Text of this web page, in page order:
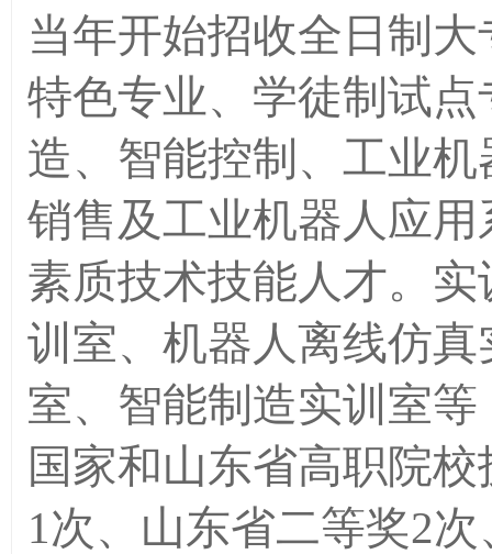
当年开始招收全日制
特色专业、学徒制试
造、智能控制、工业
销售及工业机器人应
素质技术技能人才。
训室、机器人离线仿
室、智能制造实训室
国家和山东省高职院
1次、山东省二等奖2次